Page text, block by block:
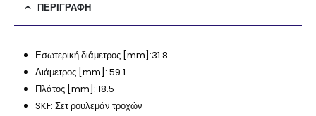
ΠΕΡΙΓΡΑΦΉ
Εσωτερική διάμετρος [mm]:31.8
Διάμετρος [mm]: 59.1
Πλάτος [mm]: 18.5
SKF: Σετ ρουλεμάν τροχών